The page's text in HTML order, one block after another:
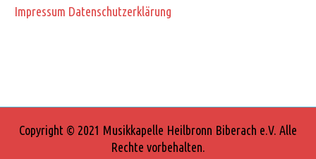
Impressum Datenschutzerklärung
Copyright © 2021 Musikkapelle Heilbronn Biberach e.V. Alle
Rechte vorbehalten.